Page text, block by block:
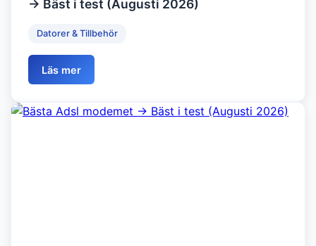
→ Bäst i test (Augusti 2026)
Datorer & Tillbehör
Läs mer